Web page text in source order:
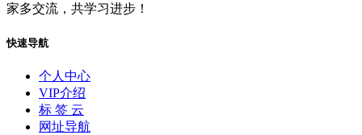
家多交流，共学习进步！
快速导航
个人中心
VIP介绍
标 签 云
网址导航